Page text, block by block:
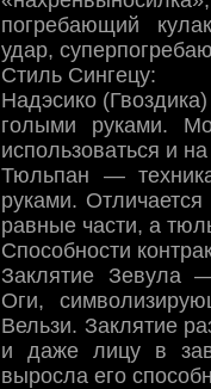
погребающий
удар,
Стиль Сингецу:
Надэсико
голыми руками.
использоваться и
Тюльпан —
руками.
равные части, а
Способности
Заклятие Зевула
Оги,
Вельзи. Заклятие
и даже лицу в
выросла его